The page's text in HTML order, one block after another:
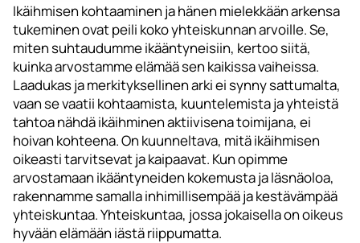
Ikäihmisen kohtaaminen ja hänen mielekkään arkensa
tukeminen ovat peili koko yhteiskunnan arvoille. Se,
miten suhtaudumme ikääntyneisiin, kertoo siitä,
kuinka arvostamme elämää sen kaikissa vaiheissa.
Laadukas ja merkityksellinen arki ei synny sattumalta,
vaan se vaatii kohtaamista, kuuntelemista ja yhteistä
tahtoa nähdä ikäihminen aktiivisena toimijana, ei
hoivan kohteena. On kuunneltava, mitä ikäihmisen
oikeasti tarvitsevat ja kaipaavat. Kun opimme
arvostamaan ikääntyneiden kokemusta ja läsnäoloa,
rakennamme samalla inhimillisempää ja kestävämpää
yhteiskuntaa. Yhteiskuntaa, jossa jokaisella on oikeus
hyvään elämään iästä riippumatta.